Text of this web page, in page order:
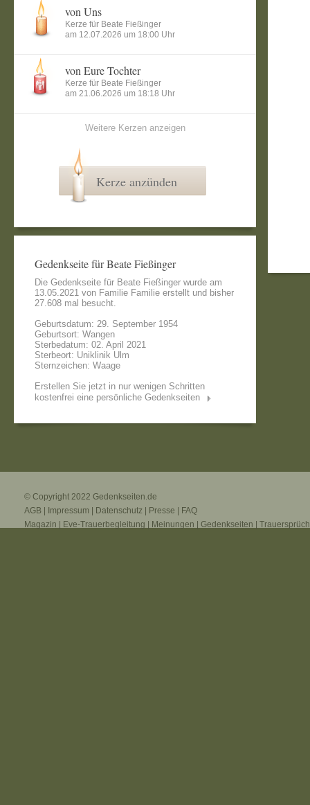
von Uns
Kerze für Beate Fießinger
am 12.07.2026 um 18:00 Uhr
von Eure Tochter
Kerze für Beate Fießinger
am 21.06.2026 um 18:18 Uhr
Weitere Kerzen anzeigen
Kerze anzünden
Gedenkseite für Beate Fießinger
Die Gedenkseite für Beate Fießinger wurde am
13.05.2021 von Familie Familie erstellt und bisher
27.608 mal besucht.
Geburtsdatum: 29. September 1954
Geburtsort: Wangen
Sterbedatum: 02. April 2021
Sterbeort: Uniklinik Ulm
Sternzeichen: Waage
Erstellen Sie jetzt in nur wenigen Schritten
kostenfrei eine persönliche Gedenkseiten
© Copyright 2022 Gedenkseiten.de
AGB
Impressum Datenschutz Presse
FAQ
Magazin
Eve-Trauerbegleitung Meinungen Gedenkseiten